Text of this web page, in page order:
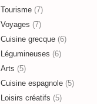
Tourisme (7)
Voyages (7)
Cuisine grecque (6)
Légumineuses (6)
Arts (5)
Cuisine espagnole (5)
Loisirs créatifs (5)